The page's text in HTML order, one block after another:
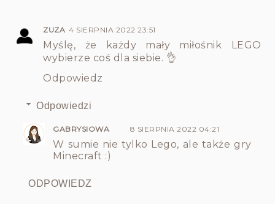
ZUZA 4 SIERPNIA 2022 23:51
Myślę, że każdy mały miłośnik LEGO
wybierze coś dla siebie. 👌
Odpowiedz
Odpowiedzi
GABRYSIOWA 8 SIERPNIA 2022 04:21
W sumie nie tylko Lego, ale także gry
Minecraft :)
ODPOWIEDZ